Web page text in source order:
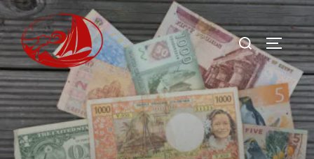
Zum
Inhalt
springen
Suchen
nach: